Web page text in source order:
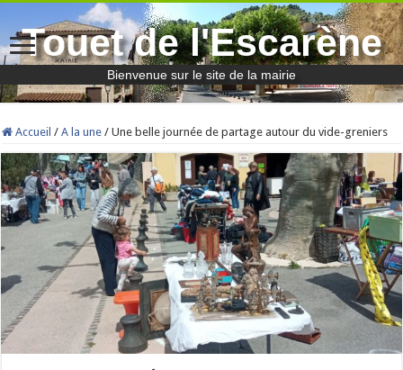
Touet de l'Escarène
Bienvenue sur le site de la mairie
Accueil / A la une / Une belle journée de partage autour du vide-greniers